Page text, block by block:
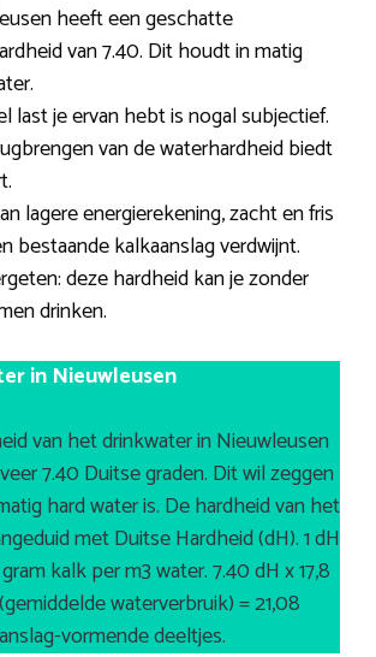
heeft een geschatte
van 7.40. Dit houdt in matig
last je ervan hebt is nogal subjectief.
van de waterhardheid biedt
lagere energierekening, zacht en fris
bestaande kalkaanslag verdwijnt.
deze hardheid kan je zonder
drinken.
in Nieuwleusen
van het drinkwater in Nieuwleusen
7.40 Duitse graden. Dit wil zeggen
hard water is. De hardheid van het
met Duitse Hardheid (dH). 1 dH
kalk per m3 water. 7.40 dH x 17,8
waterverbruik) = 21,08
vormende deeltjes.